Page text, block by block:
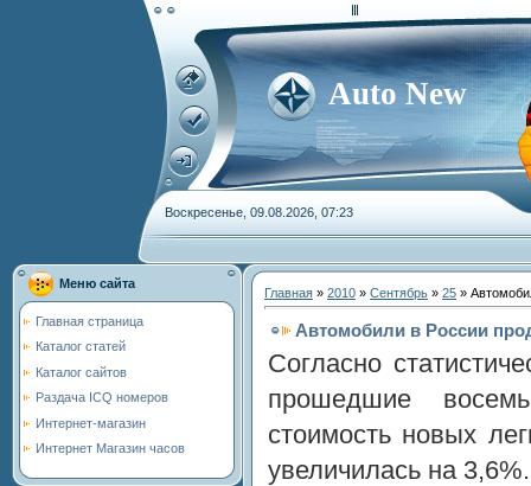
Auto New
Воскресенье, 09.08.2026, 07:23
Меню сайта
Главная страница
Каталог статей
Каталог сайтов
Раздача ICQ номеров
Интернет-магазин
Интернет Магазин часов
Главная » 2010 » Сентябрь » 25 »
Автомобили в России
Согласно
прошедшие
стоимость новых
увеличилась на 3,6%.